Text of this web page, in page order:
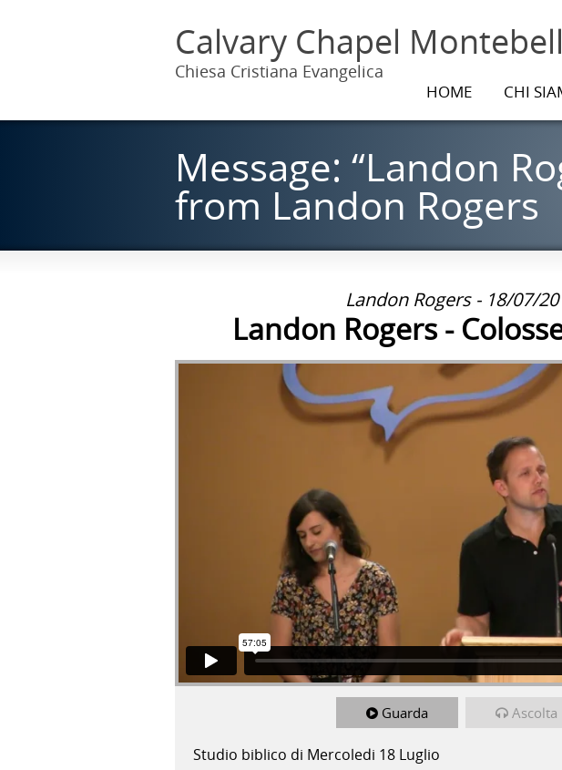
Calvary Chapel
Chiesa Cristiana Evangelica
HOME CHI
Message: “Landon
from Landon Rogers
Landon Rogers - 18/07/
Landon Rogers -
Landon Rogers - Colossesi 3.12-17fromCALVARY
Guarda Ascolta
Studio biblico di Mercoledi 18 Luglio